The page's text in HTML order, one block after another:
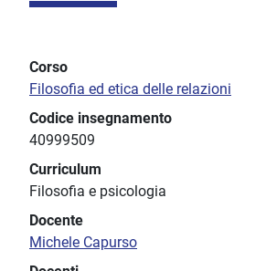
Corso
Filosofia ed etica delle relazioni
Codice insegnamento
40999509
Curriculum
Filosofia e psicologia
Docente
Michele Capurso